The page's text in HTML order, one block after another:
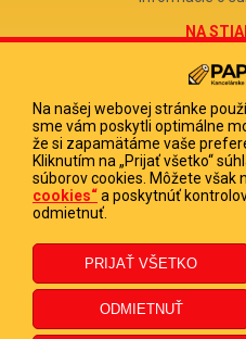
NA
Poučenie o
PAPYRUS
DIČ
IČ DPH
Na našej webovej stránke
sme vám poskytli optimálne
že si zapamätáme vaše
Kliknutím na „Prijať všetko“
súborov cookies. Môžete však
cookies“a poskytnúť
odmietnuť.